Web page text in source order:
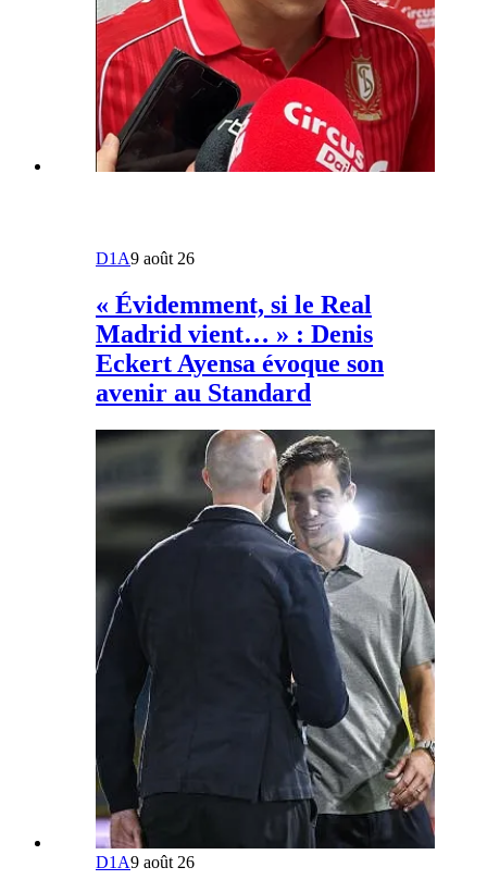
D1A9 août 26
« Évidemment, si le Real
Madrid vient… » : Denis
Eckert Ayensa évoque son
avenir au Standard
D1A9 août 26